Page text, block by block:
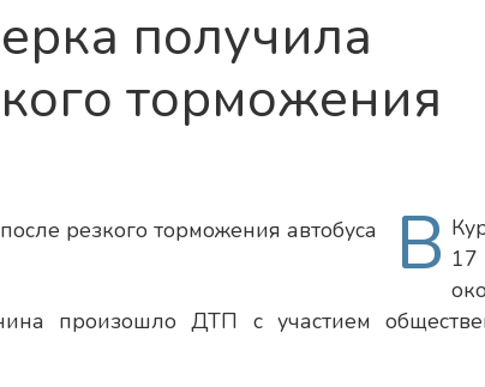
получила
торможения
В
произошло ДТП с участием